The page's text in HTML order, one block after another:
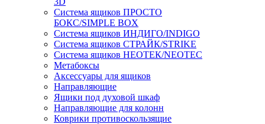
Система ящиков ПРОСТО
БОКС/SIMPLE BOX
Система ящиков ИНДИГО/INDIGO
Система ящиков СТРАЙК/STRIKE
Система ящиков НЕОТЕК/NEOTEC
Метабоксы
Аксессуары для ящиков
Направляющие
Ящики под духовой шкаф
Направляющие для колонн
Коврики противоскользящие